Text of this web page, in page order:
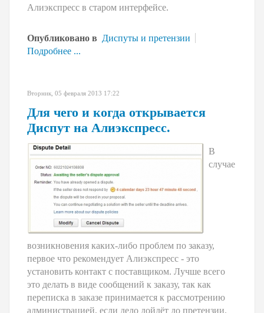
Алиэкспресс в старом интерфейсе.
Опубликовано в Диспуты и претензии
Подробнее ...
Вторник, 05 февраля 2013 17:22
Для чего и когда открывается
Диспут на Алиэкспресс.
В
случае
возникновения каких-либо проблем по заказу,
первое что рекомендует Алиэкспресс - это
установить контакт с поставщиком. Лучше всего
это делать в виде сообщений к заказу, так как
переписка в заказе принимается к рассмотрению
администрацией, если дело дойдёт до претензии.